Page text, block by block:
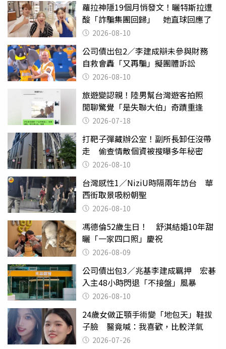
蘿拉神隱19個月悄發文！曬特斯拉遭
酸「詐騙集團回歸」 她直球回應了
2026-08-10
公司債出包2／李建成辯未參與財務
自救會轟「又再騙」擬團體訴訟
2026-08-10
旅遊變認親！陸男幫台灣遊客拍照
閒聊驚覺「是失聯大伯」奇蹟重逢
2026-07-18
打靶子彈藏辦公室！副所長卸任沒帶
走 偷查情敵個資被搜曝多年秘密
2026-08-10
台灣感性1／NiziU時隔兩年訪台 華
西街取景吸粉朝聖
2026-08-10
馮德倫52歲生日！ 舒淇結婚10年甜
曬「一家四口照」慶祝
2026-08-09
公司債出包3／兆基李建成羈押 宏碁
入主48小時閃退「不接盤」風暴
2026-08-10
24歲女做正顎手術變「地包天」鞋拔
子臉 醫竟喊：我喜歡，比較洋氣
2026-07-26